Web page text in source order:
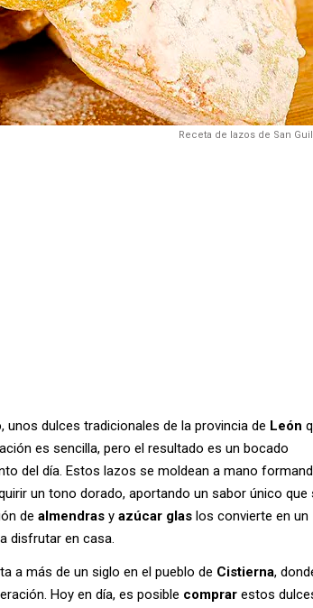
Receta de lazos de San
, unos dulces tradicionales de la provincia de León
es sencilla, pero el resultado es un bocado
del día. Estos lazos se moldean a mano
un tono dorado, aportando un sabor único que
de almendras y azúcar glas los convierte en un
disfrutar en casa.
a más de un siglo en el pueblo de Cistierna,
Hoy en día, es posible comprar estos